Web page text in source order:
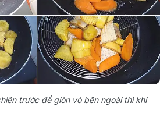
trước để giòn vỏ bên ngoài thì khi